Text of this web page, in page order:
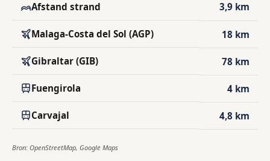
Afstand strand 3,9 km
Malaga-Costa del Sol (AGP) 18 km
Gibraltar (GIB) 78 km
Fuengirola 4 km
Carvajal 4,8 km
Bron: OpenStreetMap, Google Maps